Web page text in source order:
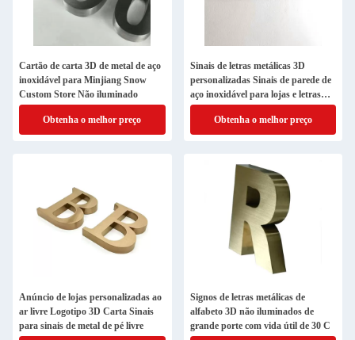
Cartão de carta 3D de metal de aço
inoxidável para Minjiang Snow
Custom Store Não iluminado
Obtenha o melhor preço
Sinais de letras metálicas 3D
personalizadas Sinais de parede de
aço inoxidável para lojas e letras
exteriores
Obtenha o melhor preço
Anúncio de lojas personalizadas ao
ar livre Logotipo 3D Carta Sinais
para sinais de metal de pé livre
Signos de letras metálicas de
alfabeto 3D não iluminados de
grande porte com vida útil de 30 C